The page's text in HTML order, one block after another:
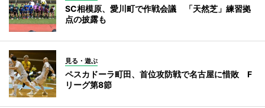
SC相模原、愛川町で作戦会議 「天然芝」練習拠
点の披露も
見る・遊ぶ
ペスカドーラ町田、首位攻防戦で名古屋に惜敗 F
リーグ第8節